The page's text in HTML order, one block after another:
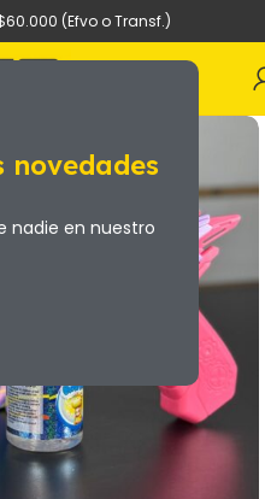
novedades
nadie en nuestro
(Efvo o Transf.)